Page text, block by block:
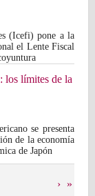
(Icefi) pone a la
el Lente Fiscal
los límites de la
se presenta
de la economía
de Japón
› »